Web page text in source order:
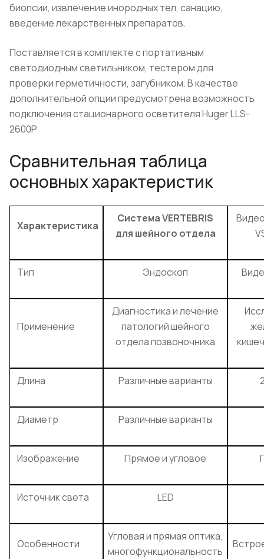
биопсии, извлечение инородных тел, санацию,
введение лекарственных препаратов.
Поставляется в комплекте с портативным
светодиодным светильником, тестером для
проверки герметичности, загубником. В качестве
дополнительной опции предусмотрена возможность
подключения стационарного осветителя Huger LLS-
2600P
Сравнительная таблица
основных характеристик
Характеристика
Система VERTEBRIS
для шейного отдела
Тип Эндоскоп
Применение
Диагностика и лечение
патологий шейного
отдела позвоночника
Длина Различные варианты
Диаметр Различные варианты
Изображение Прямое и угловое
Источник света LED
Особенности
Угловая и прямая оптика,
многофункциональность